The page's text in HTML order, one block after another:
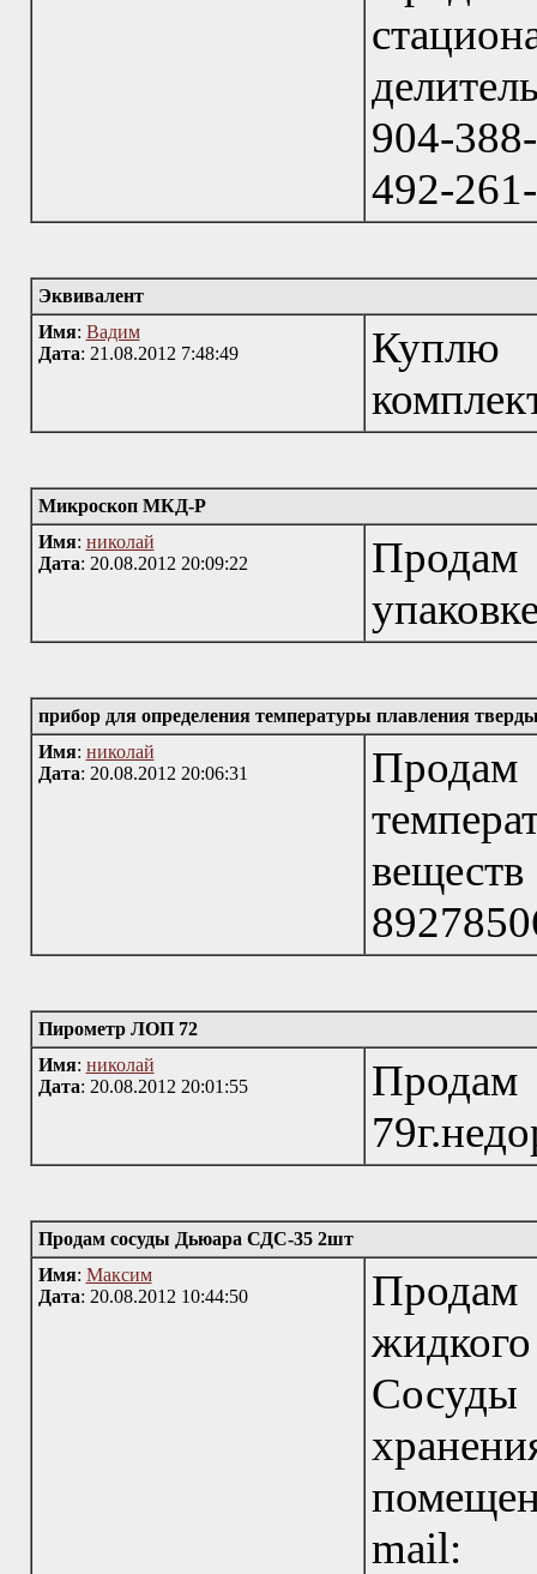
904-
492-
Эквивалент
Имя: Вадим
Дата: 21.08.2012 7:48:49
Куплю
Микроскоп МКД-Р
Имя: николай
Дата: 20.08.2012 20:09:22
прибор для определения температуры плавления
Имя: николай
Дата: 20.08.2012 20:06:31
Пирометр ЛОП 72
Имя: николай
Дата: 20.08.2012 20:01:55
Продам сосуды Дьюара СДС-35 2шт
Имя: Максим
Дата: 20.08.2012 10:44:50
Продам
mail: